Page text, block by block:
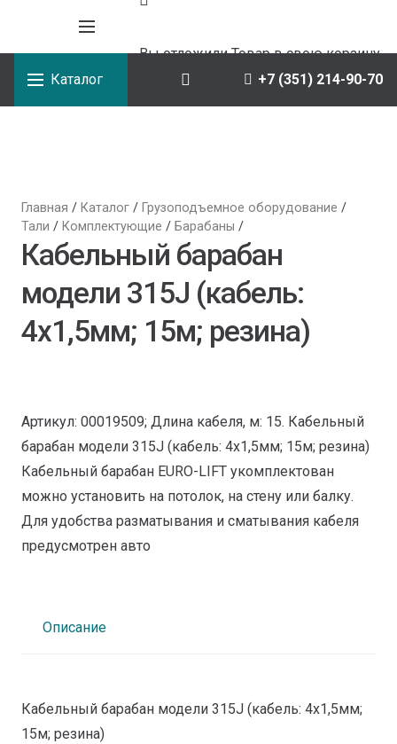
Вы отложилиТоварв свою корзину.
Каталог
+7 (351) 214-90-70
Главная / Каталог / Грузоподъемное оборудование /
Тали / Комплектующие / Барабаны /
Кабельный барабан
модели 315J (кабель:
4х1,5мм; 15м; резина)
Артикул: 00019509; Длина кабеля, м: 15. Кабельный
барабан модели 315J (кабель: 4х1,5мм; 15м; резина)
Кабельный барабан EURO-LIFT укомплектован
можно установить на потолок, на стену или балку.
Для удобства разматывания и сматывания кабеля
предусмотрен авто
Описание
Кабельный барабан модели 315J (кабель: 4х1,5мм;
15м; резина)